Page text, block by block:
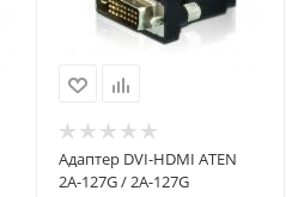
Адаптер DVI-HDMI ATEN
2A-127G / 2A-127G